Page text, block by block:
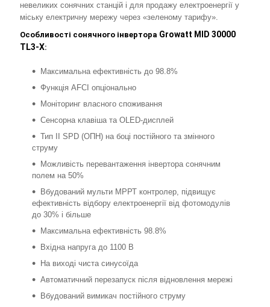
невеликих сонячних станцій і для продажу електроенергії у
міську електричну мережу через «зеленому тарифу».
Особливості сонячного інвертора Growatt MID 30000
TL3-X:
Максимальна ефективність до 98.8%
Функція AFCI опціонально
Моніторинг власного споживання
Сенсорна клавіша та OLED-дисплей
Тип II SPD (ОПН) на боці постійного та змінного
струму
Можливість перевантаження інвертора сонячним
полем на 50%
Вбудований мульти МРРТ контролер, підвищує
ефективність відбору електроенергії від фотомодулів
до 30% і більше
Максимальна ефективність 98.8%
Вхідна напруга до 1100 В
На виході чиста синусоїда
Автоматичний перезапуск після відновлення мережі
Вбудований вимикач постійного струму